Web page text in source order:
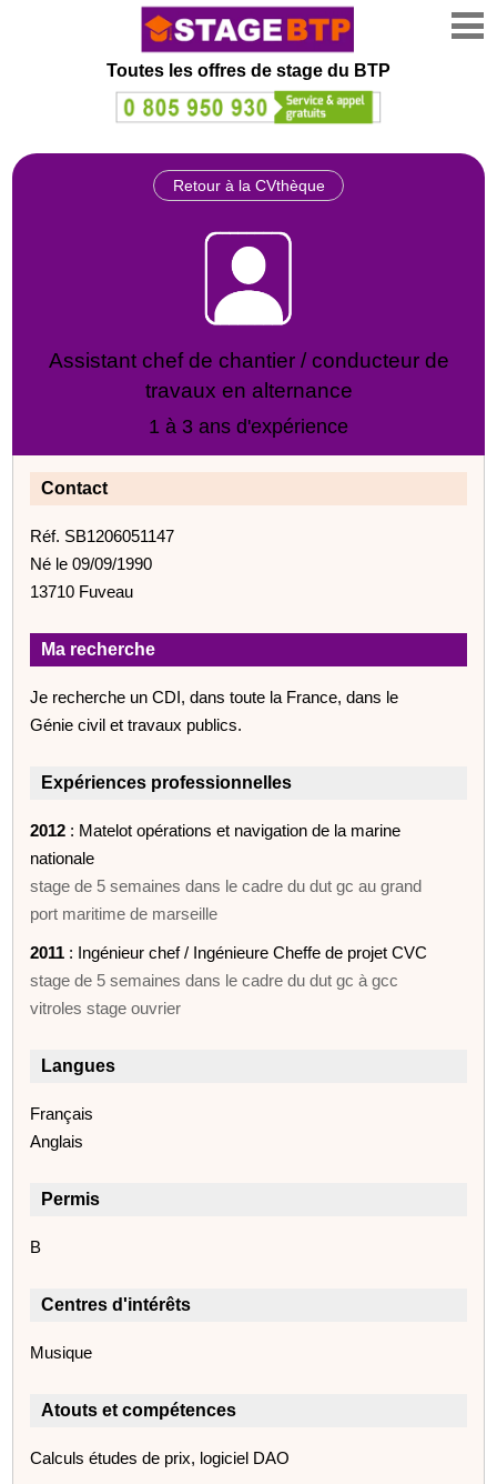
Toutes les offres de stage du BTP
Retour à la CVthèque
Assistant chef de chantier / conducteur de
travaux en alternance
1 à 3 ans d'expérience
Contact
Réf. SB1206051147
Né le 09/09/1990
13710 Fuveau
Ma recherche
Je recherche un CDI, dans toute la France, dans le
Génie civil et travaux publics.
Expériences professionnelles
2012 : Matelot opérations et navigation de la marine
nationale
stage de 5 semaines dans le cadre du dut gc au grand
port maritime de marseille
2011 : Ingénieur chef / Ingénieure Cheffe de projet CVC
stage de 5 semaines dans le cadre du dut gc à gcc
vitroles stage ouvrier
Langues
Français
Anglais
Permis
B
Centres d'intérêts
Musique
Atouts et compétences
Calculs études de prix, logiciel DAO